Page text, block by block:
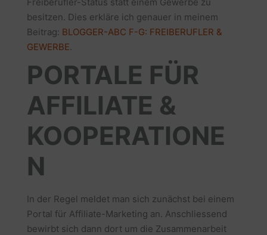
Freiberufler-Status statt einem Gewerbe zu
besitzen. Dies erkläre ich genauer in meinem
Beitrag: BLOGGER-ABC F-G: FREIBERUFLER &
GEWERBE.
PORTALE FÜR
AFFILIATE &
KOOPERATIONE
N
In der Regel meldet man sich zunächst bei einem
Portal für Affiliate-Marketing an. Anschliessend
bewirbt sich dann dort um die Zusammenarbeit